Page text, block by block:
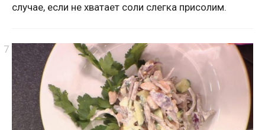
случае, если не хватает соли слегка присолим.